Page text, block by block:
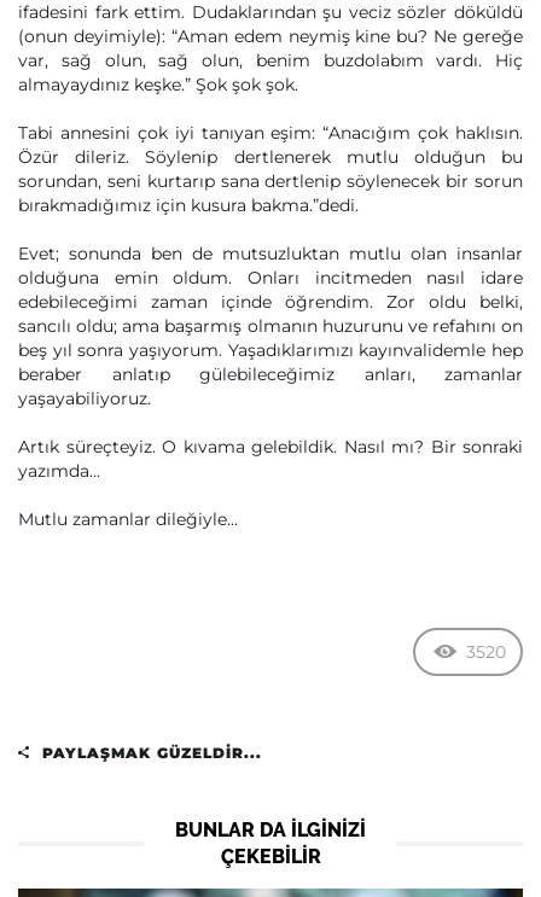
ifadesini fark ettim. Dudaklarından şu veciz sözler döküldü
(onun deyimiyle): “Aman edem neymiş kine bu? Ne gereğe
var, sağ olun, sağ olun, benim buzdolabım vardı. Hiç
almayaydınız keşke.” Şok şok şok.
Tabi annesini çok iyi tanıyan eşim: “Anacığım çok haklısın.
Özür dileriz. Söylenip dertlenerek mutlu olduğun bu
sorundan, seni kurtarıp sana dertlenip söylenecek bir sorun
bırakmadığımız için kusura bakma.”dedi.
Evet; sonunda ben de mutsuzluktan mutlu olan insanlar
olduğuna emin oldum. Onları incitmeden nasıl idare
edebileceğimi zaman içinde öğrendim. Zor oldu belki,
sancılı oldu; ama başarmış olmanın huzurunu ve refahını on
beş yıl sonra yaşıyorum. Yaşadıklarımızı kayınvalidemle hep
beraber anlatıp gülebileceğimiz anları, zamanlar
yaşayabiliyoruz.
Artık süreçteyiz. O kıvama gelebildik. Nasıl mı? Bir sonraki
yazımda...
Mutlu zamanlar dileğiyle...
3520
PAYLAŞMAK GÜZELDIR...
BUNLAR DA ILGINIZI
ÇEKEBILIR